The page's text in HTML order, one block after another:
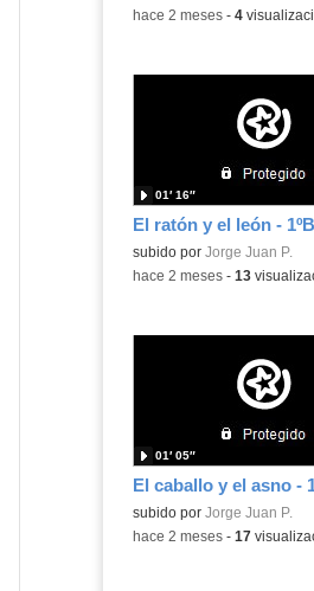
-hace 2 meses- 4
El ratón y el león -
subido por Jorge Juan P.
01′ 16″
-hace 2 meses- 13
Contenido educativo.
subido por Jorge Juan P.
01′ 05″
-hace 2 meses- 17